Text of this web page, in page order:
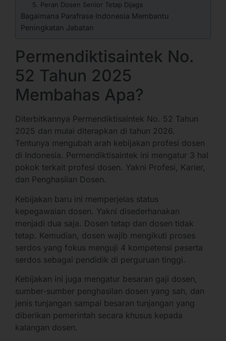
5. Peran Dosen Senior Tetap Dijaga
Bagaimana Parafrase Indonesia Membantu
Peningkatan Jabatan
Permendiktisaintek No.
52 Tahun 2025
Membahas Apa?
Diterbitkannya Permendiktisaintek No. 52 Tahun
2025 dan mulai diterapkan di tahun 2026.
Tentunya mengubah arah kebijakan profesi dosen
di Indonesia. Permendiktisaintek ini mengatur 3 hal
pokok terkait profesi dosen. Yakni Profesi, Karier,
dan Penghasilan Dosen.
Kebijakan baru ini memperjelas status
kepegawaian dosen. Yakni disederhanakan
menjadi dua saja. Dosen tetap dan dosen tidak
tetap. Kemudian, dosen wajib mengikuti proses
serdos yang fokus menguji 4 kompetensi peserta
serdos sebagai pendidik di perguruan tinggi.
Kebijakan ini juga mengatur besaran gaji dosen,
sumber-sumber penghasilan dosen yang sah, dan
jenis tunjangan sampai besaran tunjangan yang
diberikan pemerintah secara khusus kepada
kalangan dosen.